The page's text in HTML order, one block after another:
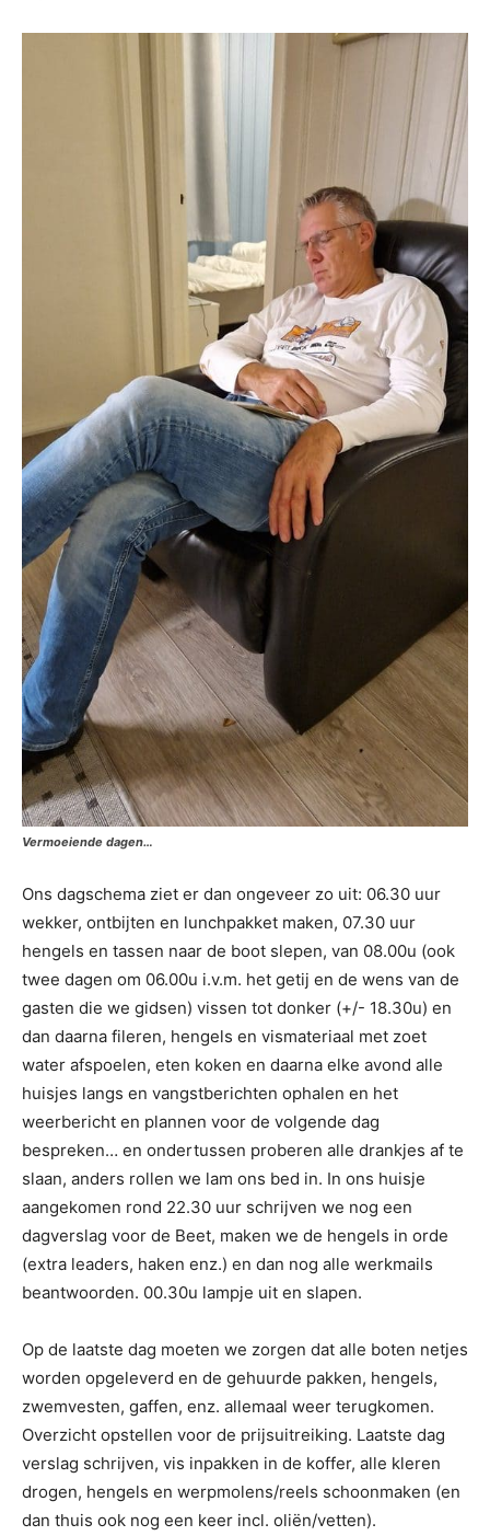
Vermoeiende dagen…
Ons dagschema ziet er dan ongeveer zo uit: 06.30 uur
wekker, ontbijten en lunchpakket maken, 07.30 uur
hengels en tassen naar de boot slepen, van 08.00u (ook
twee dagen om 06.00u i.v.m. het getij en de wens van de
gasten die we gidsen) vissen tot donker (+/- 18.30u) en
dan daarna fileren, hengels en vismateriaal met zoet
water afspoelen, eten koken en daarna elke avond alle
huisjes langs en vangstberichten ophalen en het
weerbericht en plannen voor de volgende dag
bespreken… en ondertussen proberen alle drankjes af te
slaan, anders rollen we lam ons bed in. In ons huisje
aangekomen rond 22.30 uur schrijven we nog een
dagverslag voor de Beet, maken we de hengels in orde
(extra leaders, haken enz.) en dan nog alle werkmails
beantwoorden. 00.30u lampje uit en slapen.
Op de laatste dag moeten we zorgen dat alle boten netjes
worden opgeleverd en de gehuurde pakken, hengels,
zwemvesten, gaffen, enz. allemaal weer terugkomen.
Overzicht opstellen voor de prijsuitreiking. Laatste dag
verslag schrijven, vis inpakken in de koffer, alle kleren
drogen, hengels en werpmolens/reels schoonmaken (en
dan thuis ook nog een keer incl. oliën/vetten).